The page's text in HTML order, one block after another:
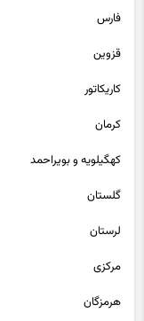
قزوین
کاریکاتور
کرمان
کهگیلویه و بویراحمد
گلستان
لرستان
مرکزی
هرمزگان
یزد